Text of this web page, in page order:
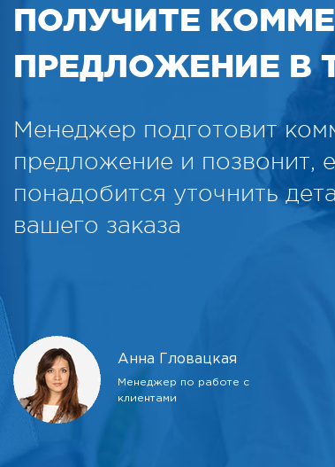
ПОЛУЧИТЕ
ПРЕДЛОЖЕНИЕ В
Менеджер подготовит
предложение и позвонит,
понадобится уточнить
вашего заказа
Анна Гловацкая
Менеджер по работе с
клиентами